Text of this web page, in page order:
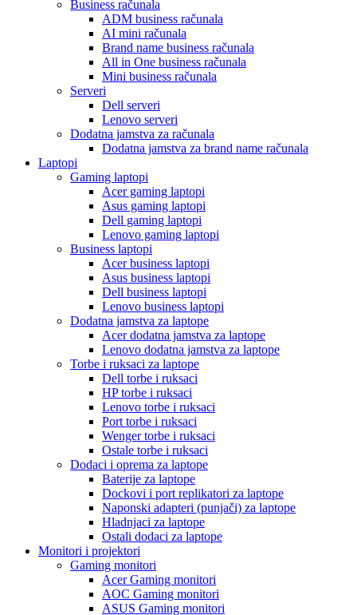
Business računala
ADM business računala
AI mini računala
Brand name business računala
All in One business računala
Mini business računala
Serveri
Dell serveri
Lenovo serveri
Dodatna jamstva za računala
Dodatna jamstva za brand name računala
Laptopi
Gaming laptopi
Acer gaming laptopi
Asus gaming laptopi
Dell gaming laptopi
Lenovo gaming laptopi
Business laptopi
Acer business laptopi
Asus business laptopi
Dell business laptopi
Lenovo business laptopi
Dodatna jamstva za laptope
Acer dodatna jamstva za laptope
Lenovo dodatna jamstva za laptope
Torbe i ruksaci za laptope
Dell torbe i ruksaci
HP torbe i ruksaci
Lenovo torbe i ruksaci
Port torbe i ruksaci
Wenger torbe i ruksaci
Ostale torbe i ruksaci
Dodaci i oprema za laptope
Baterije za laptope
Dockovi i port replikatori za laptope
Naponski adapteri (punjači) za laptope
Hladnjaci za laptope
Ostali dodaci za laptope
Monitori i projektori
Gaming monitori
Acer Gaming monitori
AOC Gaming monitori
ASUS Gaming monitori